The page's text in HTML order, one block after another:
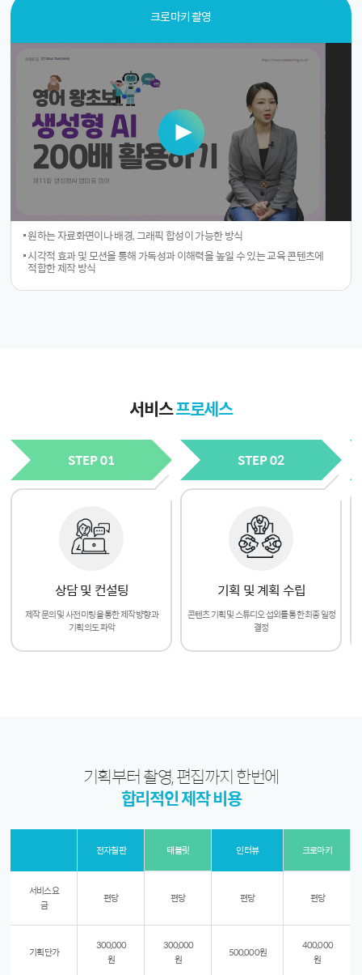
크로마키 촬영
원하는 자료화면이나 배경, 그래픽 합성이 가능한 방식
시각적 효과 및 모션을 통해 가독성과 이해력을 높일 수 있는 교육 콘텐츠에
적합한 제작 방식
서비스프로세스
STEP 01
상담 및 컨설팅
제작 문의 및 사전 미팅을 통한 제작 뱡향과
기획 의도 파악
STEP 02
기획 및 계획 수립
콘텐츠 기획 및 스튜디오 섭외를 통한 최종 일정
결정
기획부터 촬영, 편집까지 한번에
합리적인 제작 비용
전자칠판 태블릿 인터뷰 크로마키
서비스 요
금
편당 편당 편당 편당
기획 단가
300,000
원
300,000
원
500,000원
400,000
원